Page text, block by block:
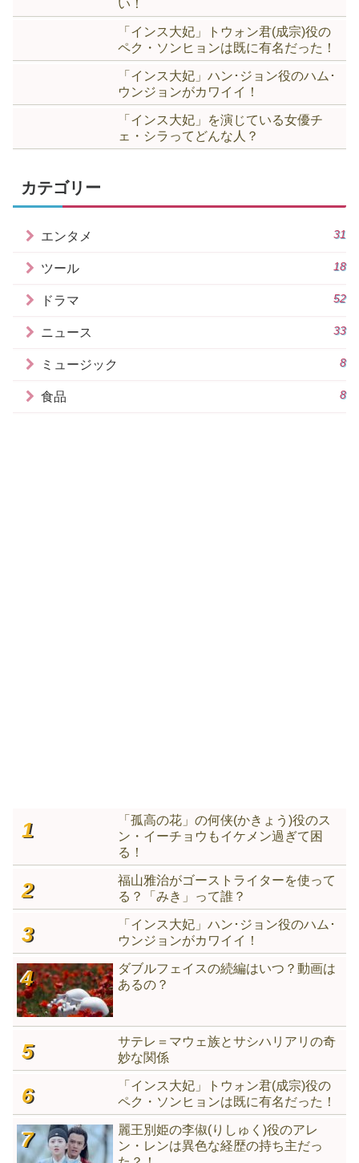
い！
「インス大妃」トウォン君(成宗)役の
ペク・ソンヒョンは既に有名だった！
「インス大妃」ハン･ジョン役のハム･
ウンジョンがカワイイ！
「インス大妃」を演じている女優チ
ェ・シラってどんな人？
カテゴリー
エンタメ 31
ツール 18
ドラマ 52
ニュース 33
ミュージック 8
食品 8
「孤高の花」の何侠(かきょう)役のス
ン・イーチョウもイケメン過ぎて困
る！
福山雅治がゴーストライターを使って
る？「みき」って誰？
「インス大妃」ハン･ジョン役のハム･
ウンジョンがカワイイ！
ダブルフェイスの続編はいつ？動画は
あるの？
サテレ＝マウェ族とサシハリアリの奇
妙な関係
「インス大妃」トウォン君(成宗)役の
ペク・ソンヒョンは既に有名だった！
麗王別姫の李俶(りしゅく)役のアレ
ン・レンは異色な経歴の持ち主だっ